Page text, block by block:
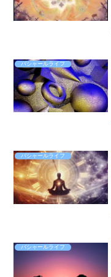
バシャールライフ
バシャールライフ
バシャールライフ